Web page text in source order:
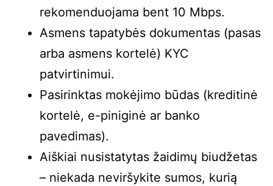
rekomenduojama bent 10 Mbps.
Asmens tapatybės dokumentas (pasas
arba asmens kortelė) KYC
patvirtinimui.
Pasirinktas mokėjimo būdas (kreditinė
kortelė, e-piniginė ar banko
pavedimas).
Aiškiai nusistatytas žaidimų biudžetas
– niekada neviršykite sumos, kurią